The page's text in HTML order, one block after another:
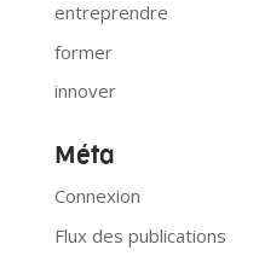
entreprendre
former
innover
Méta
Connexion
Flux des publications